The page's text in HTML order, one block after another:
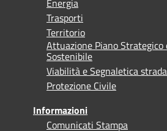
Trasporti
Territorio
Attuazione Piano Strategico
Sostenibile
Viabilità e Segnaletica
Protezione Civile
Informazioni
Comunicati Stampa